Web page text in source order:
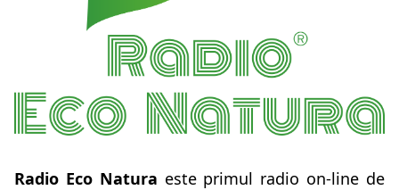
Radio Eco Natura este primul radio on-line de